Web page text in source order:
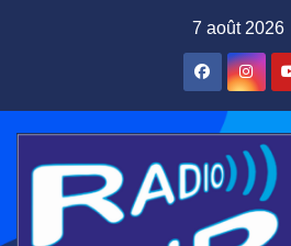
7 août 2026